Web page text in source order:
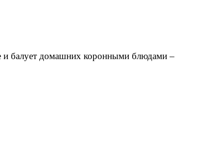
и балует домашних коронными блюдами –